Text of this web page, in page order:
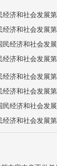
19.7个百分
大。全年规